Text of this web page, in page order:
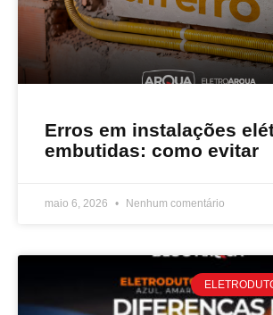
Erros em instalações
embutidas: como evitar
maio 6, 2026 Nenhum comentário